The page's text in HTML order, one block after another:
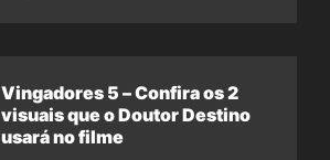
Vingadores 5 – Confira os 2
visuais que o Doutor Destino
usará no filme